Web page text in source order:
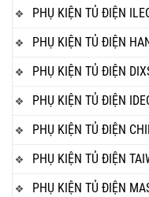
PHỤ KIỆN TỦ ĐIỆN
PHỤ KIỆN TỦ ĐIỆN
PHỤ KIỆN TỦ ĐIỆN
PHỤ KIỆN TỦ ĐIỆN
PHỤ KIỆN TỦ ĐIỆN
PHỤ KIỆN TỦ ĐIỆN
PHỤ KIỆN TỦ ĐIỆN